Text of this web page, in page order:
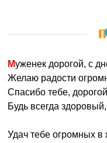
Муженек дорогой, с
Желаю радости
Спасибо тебе,
Будь всегда
Удач тебе огромных в